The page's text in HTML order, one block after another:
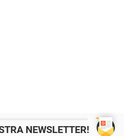
NEWSLETTER!